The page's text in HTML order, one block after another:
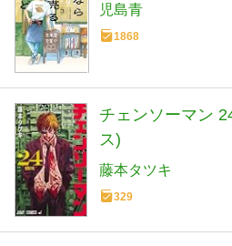
児島青
1868
チェンソーマン
ス)
藤本タツキ
329